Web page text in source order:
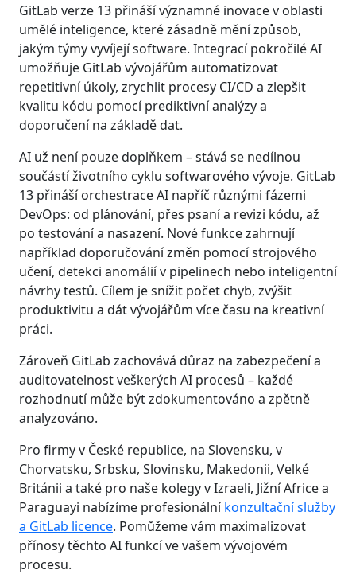
GitLab verze 13 přináší významné inovace v oblasti
umělé inteligence, které zásadně mění způsob,
jakým týmy vyvíjejí software. Integrací pokročilé AI
umožňuje GitLab vývojářům automatizovat
repetitivní úkoly, zrychlit procesy CI/CD a zlepšit
kvalitu kódu pomocí prediktivní analýzy a
doporučení na základě dat.
AI už není pouze doplňkem – stává se nedílnou
součástí životního cyklu softwarového vývoje. GitLab
13 přináší orchestrace AI napříč různými fázemi
DevOps: od plánování, přes psaní a revizi kódu, až
po testování a nasazení. Nové funkce zahrnují
například doporučování změn pomocí strojového
učení, detekci anomálií v pipelinech nebo inteligentní
návrhy testů. Cílem je snížit počet chyb, zvýšit
produktivitu a dát vývojářům více času na kreativní
práci.
Zároveň GitLab zachovává důraz na zabezpečení a
auditovatelnost veškerých AI procesů – každé
rozhodnutí může být zdokumentováno a zpětně
analyzováno.
Pro firmy v České republice, na Slovensku, v
Chorvatsku, Srbsku, Slovinsku, Makedonii, Velké
Británii a také pro naše kolegy v Izraeli, Jižní Africe a
Paraguayi nabízíme profesionálníkonzultační služby
a GitLab licence. Pomůžeme vám maximalizovat
přínosy těchto AI funkcí ve vašem vývojovém
procesu.